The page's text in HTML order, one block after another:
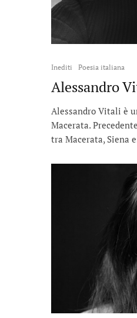
Inediti Poesia italiana
Alessandro
Alessandro Vitali è
Macerata.
tra Macerata, Siena